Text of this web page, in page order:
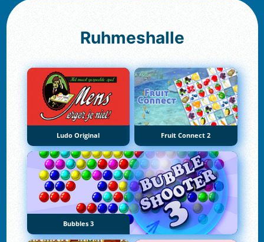
Ruhmeshalle
Ludo Original Fruit Connect 2
Bubbles 3